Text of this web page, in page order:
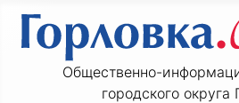
Общественно-
городского округа